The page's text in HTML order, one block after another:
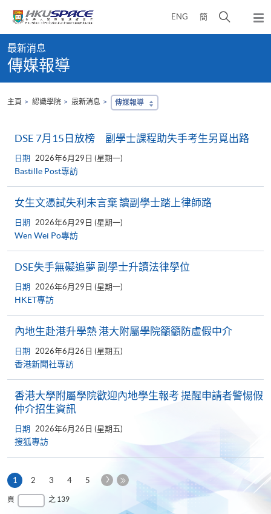
content
ENG 簡
開
彈
出
content
start
最新消息
傳媒報導
主頁 認識學院 最新消息 傳媒報導
DSE 7月15日放榜 副學士課程助失手考生另覓出路
日期 2026年6月29日 (星期一)
Bastille Post專訪
女生文憑試失利未言棄 讀副學士踏上律師路
日期 2026年6月29日 (星期一)
Wen Wei Po專訪
DSE失手無礙追夢 副學士升讀法律學位
日期 2026年6月29日 (星期一)
HKET專訪
內地生赴港升學熱 港大附屬學院籲籲防虛假中介
日期 2026年6月26日 (星期五)
香港新聞社專訪
香港大學附屬學院歡迎內地學生報考 提醒申請者警惕假
仲介招生資訊
日期 2026年6月26日 (星期五)
搜狐專訪
1 本
頁
2 3 4 5
下
後
頁 之 139